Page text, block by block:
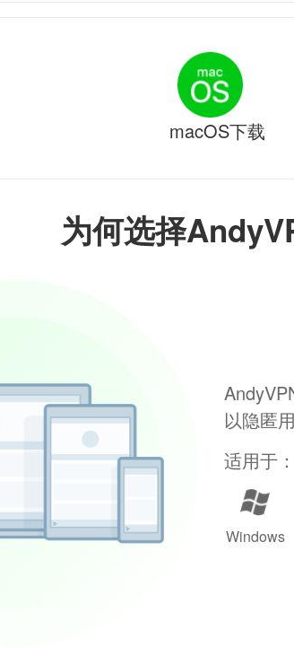
为何选择
以隐匿
适用于：
Windows
macOS下载